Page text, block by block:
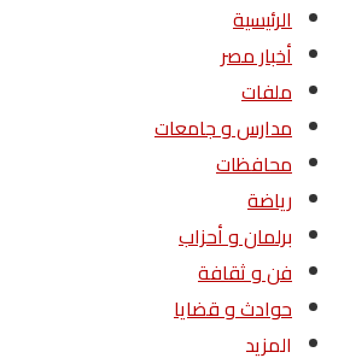
الرئيسية
أخبار مصر
ملفات
مدارس و جامعات
محافظات
رياضة
برلمان و أحزاب
فن و ثقافة
حوادث و قضايا
المزيد